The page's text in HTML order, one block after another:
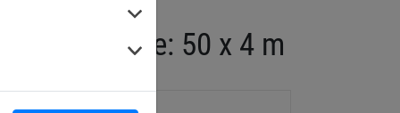
mm, Größe: 50 x 4 m